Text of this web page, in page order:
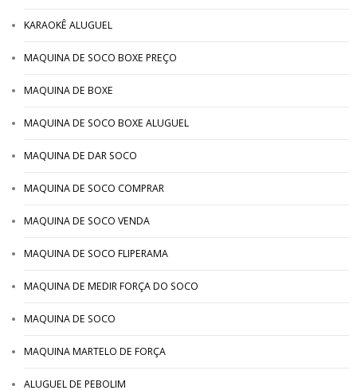
KARAOKÊ ALUGUEL
MAQUINA DE SOCO BOXE PREÇO
MAQUINA DE BOXE
MAQUINA DE SOCO BOXE ALUGUEL
MAQUINA DE DAR SOCO
MAQUINA DE SOCO COMPRAR
MAQUINA DE SOCO VENDA
MAQUINA DE SOCO FLIPERAMA
MAQUINA DE MEDIR FORÇA DO SOCO
MAQUINA DE SOCO
MAQUINA MARTELO DE FORÇA
ALUGUEL DE PEBOLIM